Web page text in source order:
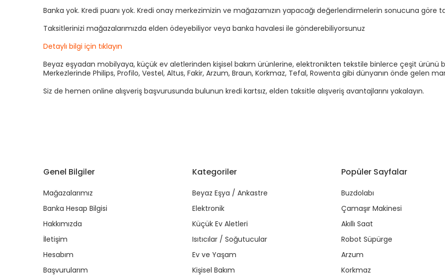
Banka yok. Kredi puanı yok. Kredi onay merkezimizin ve mağazamızın yapacağı değerlendirmelerin sonucuna
Taksitlerinizi mağazalarımızda elden ödeyebiliyor veya banka havalesi ile gönderebiliyorsunuz
Detaylı bilgi için tıklayın
Beyaz eşyadan mobilyaya, küçük ev aletlerinden kişisel bakım ürünlerine, elektronikten tekstile binlerce çeşit ürünü
Merkezlerinde Philips, Profilo, Vestel, Altus, Fakir, Arzum, Braun, Korkmaz, Tefal, Rowenta gibi dünyanın önde gelen
Siz de hemen online alışveriş başvurusunda bulunun kredi kartsız, elden taksitle alışveriş avantajlarını yakalayın.
Genel Bilgiler
Mağazalarımız
Banka Hesap Bilgisi
Hakkımızda
İletişim
Hesabım
Başvurularım
Kategoriler
Beyaz Eşya / Ankastre
Elektronik
Küçük Ev Aletleri
Isıtıcılar / Soğutucular
Ev ve Yaşam
Kişisel Bakım
Popüler Sayfalar
Buzdolabı
Çamaşır Makinesi
Akıllı Saat
Robot Süpürge
Arzum
Korkmaz